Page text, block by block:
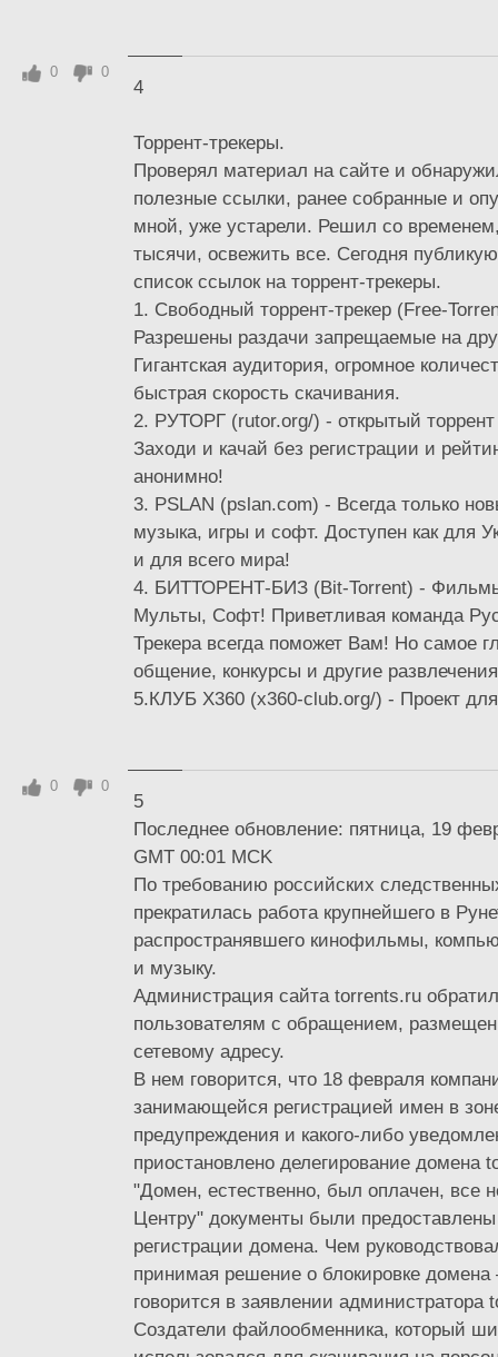
4
Торрент-трекеры.
Проверял материал на сайте и
полезные ссылки, ранее собранные и
мной, уже устарели. Решил со
тысячи, освежить все. Сегодня
список ссылок на торрент-трекеры.
1. Свободный торрент-трекер (Free-
Разрешены раздачи запрещаемые на
Гигантская аудитория, огромное
быстрая скорость скачивания.
2. РУТОРГ (rutor.org/) - открытый торрент
Заходи и качай без регистрации и
анонимно!
3. PSLAN (pslan.com) - Всегда только
музыка, игры и софт. Доступен как для
и для всего мира!
4. БИТТОРЕНТ-БИЗ (Bit-Torrent) -
Мульты, Софт! Приветливая команда
Трекера всегда поможет Вам! Но самое
общение, конкурсы и другие
5.КЛУБ Х360 (x360-club.org/) - Проект
0 0
5
Последнее обновление: пятница, 19
GMT 00:01 MCK
По требованию российских
прекратилась работа крупнейшего в
распространявшего кинофильмы,
и музыку.
Администрация сайта torrents.ru
пользователям с обращением,
сетевому адресу.
В нем говорится, что 18 февраля
занимающейся регистрацией имен в
предупреждения и какого-либо
приостановлено делегирование домена
"Домен, естественно, был оплачен, все
Центру" документы были предоставлены
регистрации домена. Чем
принимая решение о блокировке домена
говорится в заявлении администратора
Создатели файлообменника, который
0 0